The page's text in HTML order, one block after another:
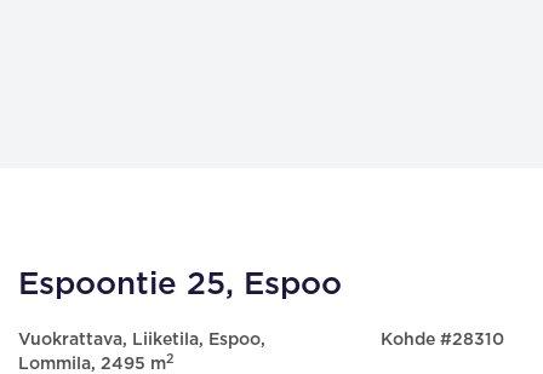
Espoontie 25, Espoo
Vuokrattava, Liiketila, Espoo,
Lommila, 2495 m2
Kohde #28310